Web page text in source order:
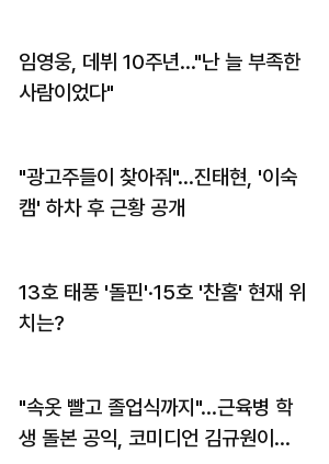
임영웅, 데뷔 10주년…"난 늘 부족한
사람이었다"
"광고주들이 찾아줘"…진태현, '이숙
캠' 하차 후 근황 공개
13호 태풍 '돌핀'·15호 '찬홈' 현재 위
치는?
"속옷 빨고 졸업식까지"…근육병 학
생 돌본 공익, 코미디언 김규원이었